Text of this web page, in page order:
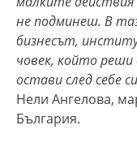
не подминеш. В
бизнесът,
човек, който реши
остави след себе
Нели Ангелова,
България.